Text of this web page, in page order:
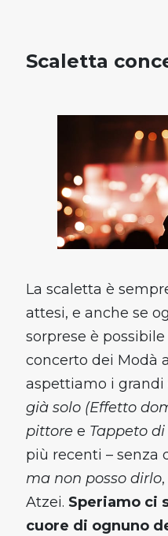
Scaletta
La scaletta è
attesi, e anche se
sorprese è possibile
concerto dei Modà
aspettiamo i grandi
già solo (Effetto
pittore e Tappeto
più recenti – senza
ma non posso dirlo
Atzei. Speriamo ci
cuore di ognuno